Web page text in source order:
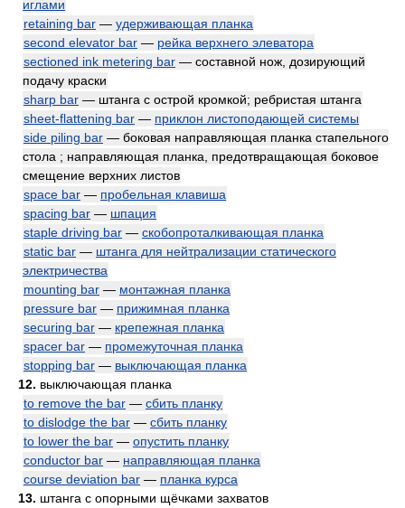
иглами
retaining bar — удерживающая планка
second elevator bar — рейка верхнего элеватора
sectioned ink metering bar — составной нож, дозирующий
подачу краски
sharp bar — штанга с острой кромкой; ребристая штанга
sheet-flattening bar — приклон листоподающей системы
side piling bar — боковая направляющая планка стапельного
стола ; направляющая планка, предотвращающая боковое
смещение верхних листов
space bar — пробельная клавиша
spacing bar — шпация
staple driving bar — скобопроталкивающая планка
static bar — штанга для нейтрализации статического
электричества
mounting bar — монтажная планка
pressure bar — прижимная планка
securing bar — крепежная планка
spacer bar — промежуточная планка
stopping bar — выключающая планка
12. выключающая планка
to remove the bar — сбить планку
to dislodge the bar — сбить планку
to lower the bar — опустить планку
conductor bar — направляющая планка
course deviation bar — планка курса
13. штанга с опорными щёчками захватов